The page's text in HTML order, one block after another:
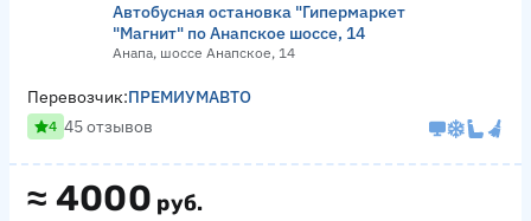
Автобусная остановка "Гипермаркет
"Магнит" по Анапское шоссе, 14
Анапа, шоссе Анапское, 14
≈ 4000 руб.
Перевозчик:ПРЕМИУМАВТО
4 45 отзывов